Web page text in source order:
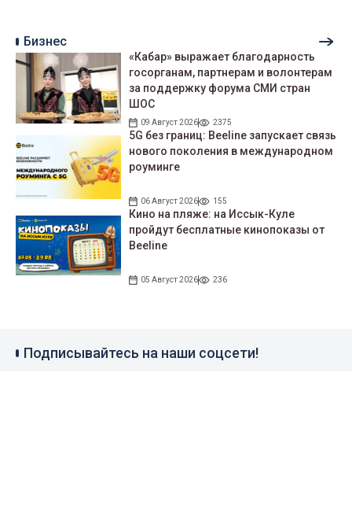
Бизнес
«Кабар» выражает благодарность
госорганам, партнерам и волонтерам
за поддержку форума СМИ стран
ШОС
09 Август 2026 2375
5G без границ: Beeline запускает связь
нового поколения в международном
роуминге
06 Август 2026 155
Кино на пляже: на Иссык-Куле
пройдут беcплатные кинопоказы от
Beeline
05 Август 2026 236
Подписывайтесь на наши соцсети!